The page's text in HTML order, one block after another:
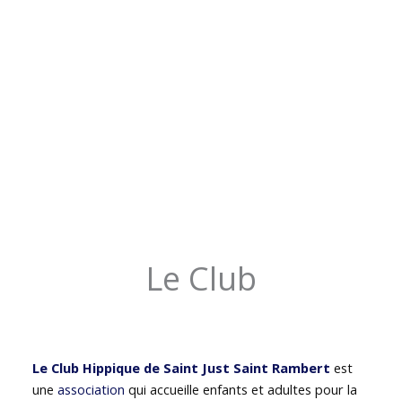
Le Club
Le Club Hippique de Saint Just Saint Rambert est
uneassociation qui accueille enfants et adultes pour la